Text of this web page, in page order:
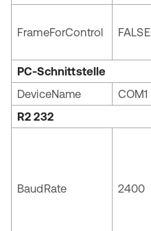
FrameForControl FALSE
PC-Schnittstelle
DeviceName
COM1
R2 232
BaudRate 2400